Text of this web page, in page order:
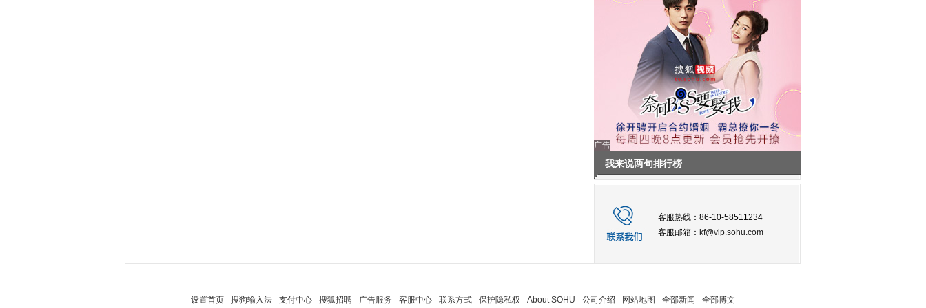
广告
我来说两句排行榜
客服热线：86-10-58511234
客服邮箱： kf@vip.sohu.com
设置首页 - 搜狗输入法 - 支付中心 - 搜狐招聘 - 广告服务 - 客服中心 - 联系方式 - 保护隐私权 - About SOHU - 公司介绍 - 网站地图 - 全部新闻 - 全部博文